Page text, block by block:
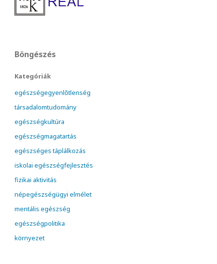
Böngészés
Kategóriák
egészségegyenlőtlenség
társadalomtudomány
egészségkultúra
egészségmagatartás
egészséges táplálkozás
iskolai egészségfejlesztés
fizikai aktivitás
népegészségügyi elmélet
mentális egészség
egészségpolitika
környezet